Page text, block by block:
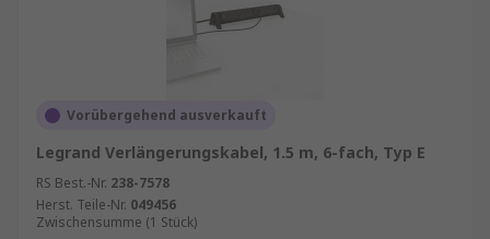
elektrisches Gehäuse gegen Fremdkörper
Überspannungsschutz:
Überspannungsschutzfunktion schützt das Gerät
Vorübergehend ausverkauft
Legrand Verlängerungskabel, 1.5 m, 6-fach, Typ E
RS Best.-Nr. 238-7578
Herst. Teile-Nr. 049456
Zwischensumme (1 Stück)